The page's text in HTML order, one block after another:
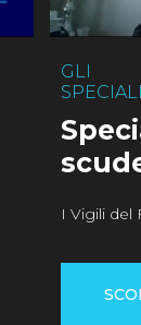
GLI
SPECIALI
I Vigili del